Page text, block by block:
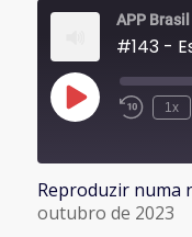
APP Brasil
#143 -
Reproduzir
episódio
1x
FEED RSS
COMPARTILHAR
Reproduzir numa
outubro de 2023